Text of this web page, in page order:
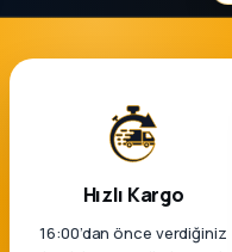
Hızlı Kargo
16:00’dan önce verdiğiniz